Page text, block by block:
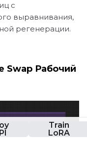
Train
LoRA
с
выравнивания,
регенерации.
Swap Рабочий